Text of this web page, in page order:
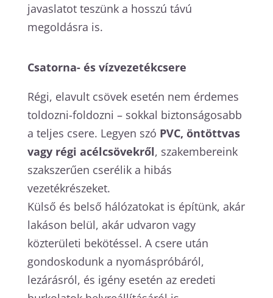
javaslatot teszünk a hosszú távú
megoldásra is.
Csatorna- és vízvezetékcsere
Régi, elavult csövek esetén nem érdemes
toldozni-foldozni – sokkal biztonságosabb
a teljes csere. Legyen szó PVC, öntöttvas
vagy régi acélcsövekről, szakembereink
szakszerűen cserélik a hibás
vezetékrészeket.
Külső és belső hálózatokat is építünk, akár
lakáson belül, akár udvaron vagy
közterületi bekötéssel. A csere után
gondoskodunk a nyomáspróbáról,
lezárásról, és igény esetén az eredeti